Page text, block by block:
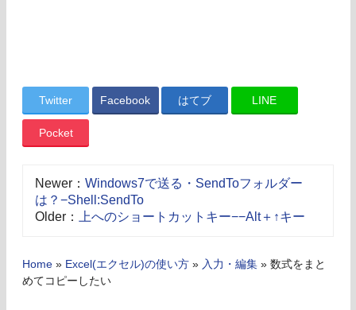
Twitter Facebook はてブ LINE
Pocket
Newer： Windows7で送る・SendToフォルダー
は？−Shell:SendTo
Older：
上へのショートカットキー−−Alt＋↑キー
Home » Excel(エクセル)の使い方 » 入力・編集 » 数式をまと
めてコピーしたい